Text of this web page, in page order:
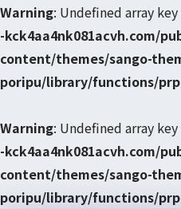
Warning: Undefined array
-kck4aa4nk081acvh.com/
content/themes/sango-
poripu/library/functions/
Warning: Undefined array
-kck4aa4nk081acvh.com/
content/themes/sango-
poripu/library/functions/